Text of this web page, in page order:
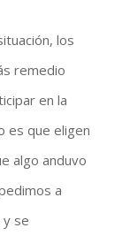
los
remedio
en la
es que eligen
algo anduvo
a
se